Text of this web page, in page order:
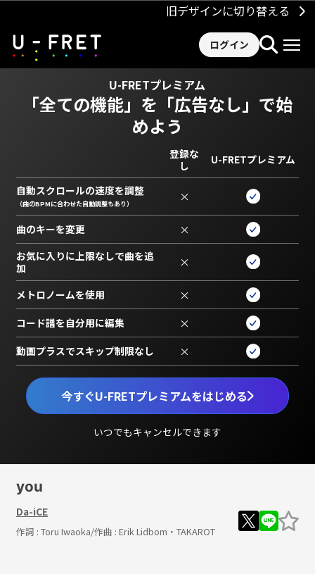
旧デザインに切り替える
ログイン
U-FRETプレミアム
「全ての機能」を 「広告なし」で始
めよう
今すぐU-FRETプレミアムをはじめる
いつでもキャンセルできます
登録な
し
U-FRETプレミアム
自動スクロールの速度を調整
（曲のBPMに合わせた自動調整もあり） ×
曲のキーを変更 ×
お気に入りに上限なしで曲を追
加
×
メトロノームを使用 ×
コード譜を自分用に編集 ×
動画プラスでスキップ制限なし ×
you
Da-iCE
作詞 : Toru Iwaoka/作曲 : Erik Lidbom・TAKAROT